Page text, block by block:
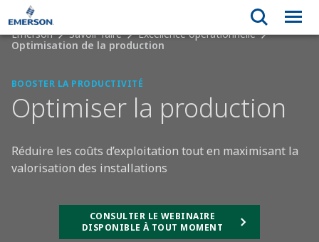
Emerson Savoir-faire
Excellence opérationnelle
Optimisation de la production
BOOSTER LA PRODUCTIVITÉ
Optimiser la production
Réduire les coûts d’exploitation tout en maximisant la
valorisation des installations
CONSULTER LE WEBINAIRE
DISPONIBLE À TOUT MOMENT